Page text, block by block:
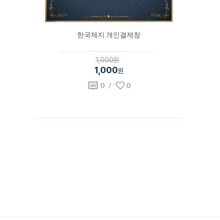
한국제지 개인결제창
1,000원
1,000원
0/ 0